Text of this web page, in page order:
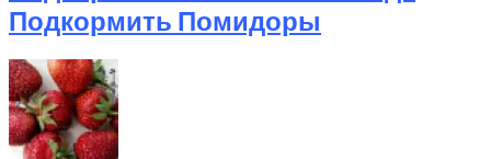
Подкормить Помидоры